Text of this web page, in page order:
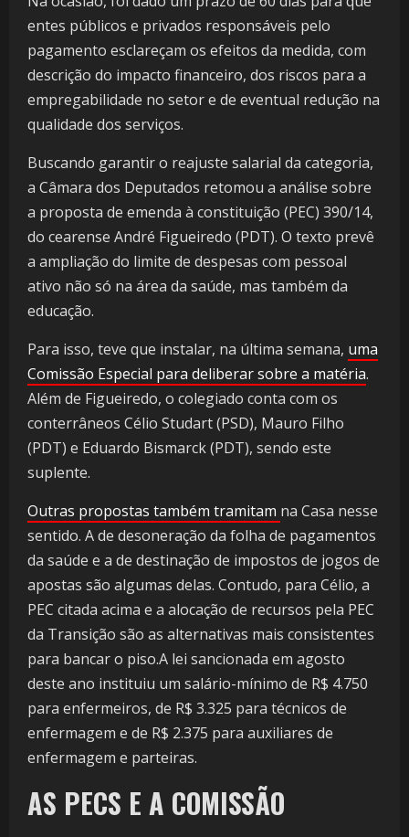
entes públicos e privados responsáveis pelo
pagamento esclareçam os efeitos da medida, com
descrição do impacto financeiro, dos riscos para a
empregabilidade no setor e de eventual redução na
qualidade dos serviços.
Buscando garantir o reajuste salarial da categoria,
a Câmara dos Deputados retomou a análise sobre
a proposta de emenda à constituição (PEC) 390/14,
do cearense André Figueiredo (PDT). O texto prevê
a ampliação do limite de despesas com pessoal
ativo não só na área da saúde, mas também da
educação.
Para isso, teve que instalar, na última semana, uma
Comissão Especial para deliberar sobre a matéria.
Além de Figueiredo, o colegiado conta com os
conterrâneos Célio Studart (PSD), Mauro Filho
(PDT) e Eduardo Bismarck (PDT), sendo este
suplente.
Outras propostas também tramitam na Casa nesse
sentido. A de desoneração da folha de pagamentos
da saúde e a de destinação de impostos de jogos de
apostas são algumas delas. Contudo, para Célio, a
PEC citada acima e a alocação de recursos pela PEC
da Transição são as alternativas mais consistentes
para bancar o piso.A lei sancionada em agosto
deste ano instituiu um salário-mínimo de R$ 4.750
para enfermeiros, de R$ 3.325 para técnicos de
enfermagem e de R$ 2.375 para auxiliares de
enfermagem e parteiras.
AS PECS E A COMISSÃO